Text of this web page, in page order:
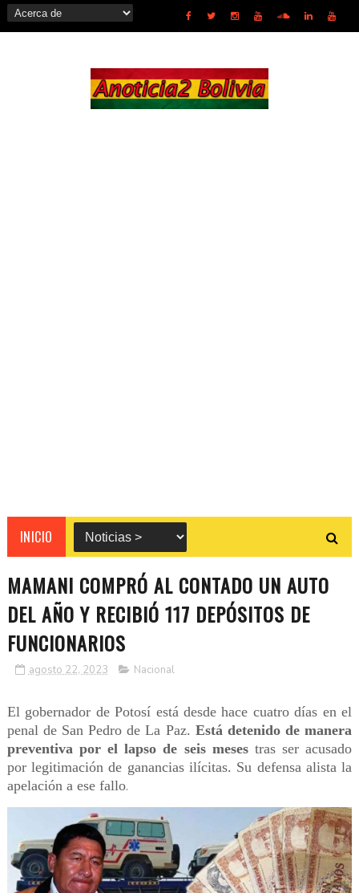
INICIO
MAMANI COMPRÓ AL CONTADO UN AUTO
DEL AÑO Y RECIBIÓ 117 DEPÓSITOS DE
FUNCIONARIOS
agosto 22, 2023 Nacional
El gobernador de Potosí está desde hace cuatro días en el
penal de San Pedro de La Paz. Está detenido de manera
preventiva por el lapso de seis mesestras ser acusado
por legitimación de ganancias ilícitas. Su defensa alista la
apelación a ese fallo.